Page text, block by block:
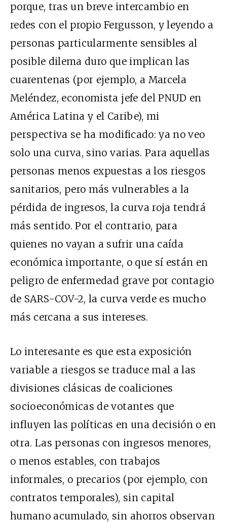
porque, tras un breve intercambio en
redes con el propio Fergusson, y leyendo a
personas particularmente sensibles al
posible dilema duro que implican las
cuarentenas (por ejemplo, a Marcela
Meléndez, economista jefe delPNUD en
América Latina y el Caribe), mi
perspectiva se ha modificado: ya no veo
solo una curva, sino varias. Para aquellas
personas menos expuestas a los riesgos
sanitarios, pero más vulnerables a la
pérdida de ingresos, la curva roja tendrá
más sentido. Por el contrario, para
quienes no vayan a sufrir una caída
económica importante, o que sí están en
peligro de enfermedad grave por contagio
de SARS-COV-2, la curva verde es mucho
más cercana a sus intereses.
Lo interesante es que esta exposición
variable a riesgos se traduce mal a las
divisiones clásicas de coaliciones
socioeconómicas de votantes que
influyen las políticas en una decisión o en
otra. Las personas con ingresos menores,
o menos estables, con trabajos
informales, o precarios (por ejemplo, con
contratos temporales), sin capital
humano acumulado, sin ahorros observan